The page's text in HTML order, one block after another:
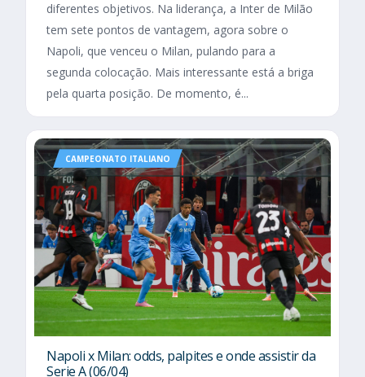
diferentes objetivos. Na liderança, a Inter de Milão
tem sete pontos de vantagem, agora sobre o
Napoli, que venceu o Milan, pulando para a
segunda colocação. Mais interessante está a briga
pela quarta posição. De momento, é...
CAMPEONATO ITALIANO
Napoli x Milan: odds, palpites e onde assistir da
Serie A (06/04)